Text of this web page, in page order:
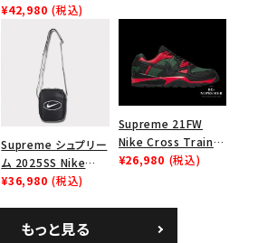
Nike SB Dunk Low
ナイキ SB ダンク ロ
ー スニーカー ホワイ
¥42,980 (税込)
Supreme シュプリー
ム 2025SS Nike
Leather Shoulder
ク 黒
¥36,980 (税込)
Supreme 21FW
Nike Cross Trainer
Low ナイキクロスト
¥26,980 (税込)
もっと見る